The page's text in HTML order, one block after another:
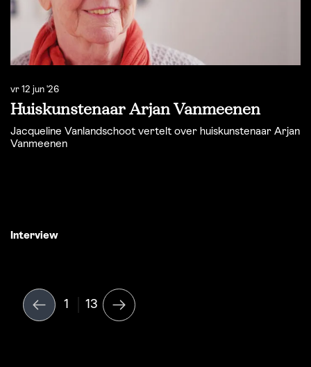
vr 12 jun '26
Huiskunstenaar Arjan Vanmeenen
Jacqueline Vanlandschoot vertelt over huiskunstenaar Arjan
Vanmeenen
Interview
1 13